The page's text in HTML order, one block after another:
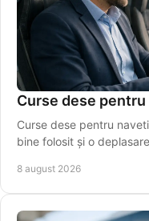
Curse dese
Curse dese pentru
bine folosit și o
8 august 2026